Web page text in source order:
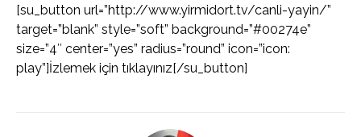
[su_button url=”http://www.yirmidort.tv/canli-yayin/”
target=”blank” style=”soft” background=”#00274e”
size=”4″ center=”yes” radius=”round” icon=”icon:
play”]İzlemek için tıklayınız[/su_button]